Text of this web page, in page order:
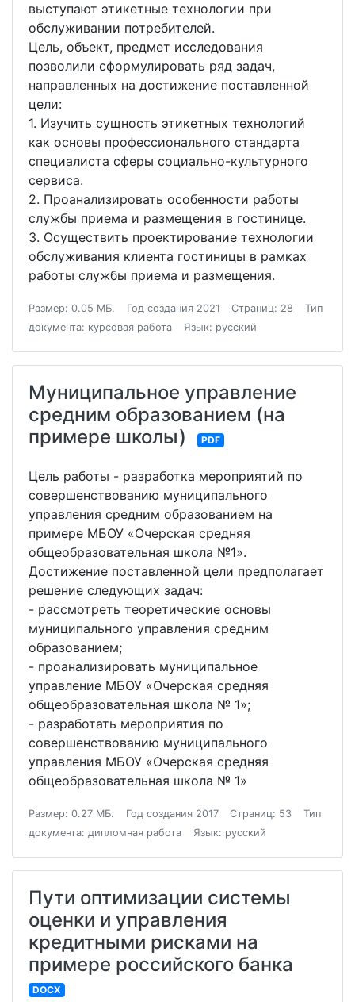
выступают этикетные технологии при
обслуживании потребителей.
Цель, объект, предмет исследования
позволили сформулировать ряд задач,
направленных на достижение поставленной
цели:
1. Изучить сущность этикетных технологий
как основы профессионального стандарта
специалиста сферы социально-культурного
сервиса.
2. Проанализировать особенности работы
службы приема и размещения в гостинице.
3. Осуществить проектирование технологии
обслуживания клиента гостиницы в рамках
работы службы приема и размещения.
Размер: 0.05 МБ. Год создания 2021 Страниц: 28
Тип
документа: курсовая работа
Язык: русский
Муниципальное управление
средним образованием (на
примере школы)
PDF
Цель работы - разработка мероприятий по
совершенствованию муниципального
управления средним образованием на
примере МБОУ «Очерская средняя
общеобразовательная школа №1».
Достижение поставленной цели предполагает
решение следующих задач:
- рассмотреть теоретические основы
муниципального управления средним
образованием;
- проанализировать муниципальное
управление МБОУ «Очерская средняя
общеобразовательная школа № 1»;
- разработать мероприятия по
совершенствованию муниципального
управления МБОУ «Очерская средняя
общеобразовательная школа № 1»
Размер: 0.27 МБ. Год создания 2017 Страниц: 53
Тип
документа: дипломная работа
Язык: русский
Пути оптимизации системы
оценки и управления
кредитными рисками на
примере российского банка
DOCX